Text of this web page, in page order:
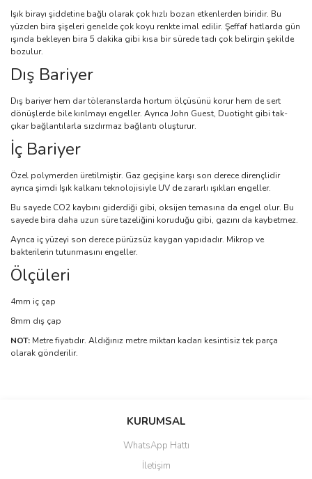
Işık birayı şiddetine bağlı olarak çok hızlı bozan etkenlerden biridir. Bu
yüzden bira şişeleri genelde çok koyu renkte imal edilir. Şeffaf hatlarda gün
ışında bekleyen bira 5 dakika gibi kısa bir sürede tadı çok belirgin şekilde
bozulur.
Dış Bariyer
Dış bariyer hem dar töleranslarda hortum ölçüsünü korur hem de sert
dönüşlerde bile kırılmayı engeller. Ayrıca John Guest, Duotight gibi tak-
çıkar bağlantılarla sızdırmaz bağlantı oluşturur.
İç Bariyer
Özel polymerden üretilmiştir. Gaz geçişine karşı son derece dirençlidir
ayrıca şimdi Işık kalkanı teknolojisiyle UV de zararlı ışıkları engeller.
Bu sayede CO2 kaybını giderdiği gibi, oksijen temasına da engel olur. Bu
sayede bira daha uzun süre tazeliğini koruduğu gibi, gazını da kaybetmez.
Ayrıca iç yüzeyi son derece pürüzsüz kaygan yapıdadır. Mikrop ve
bakterilerin tutunmasını engeller.
Ölçüleri
4mm iç çap
8mm dış çap
NOT: Metre fiyatıdır. Aldığınız metre miktarı kadarı kesintisiz tek parça
olarak gönderilir.
Bu ürüne ilk yorumu siz yapın!
Yorum Yaz
Ürün resmi kalitesiz, bozuk veya görüntülenemiyor.
KURUMSAL
WhatsApp Hattı
İletişim